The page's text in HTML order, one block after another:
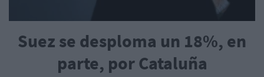
Suez se desploma un 18%, en
parte, por Cataluña